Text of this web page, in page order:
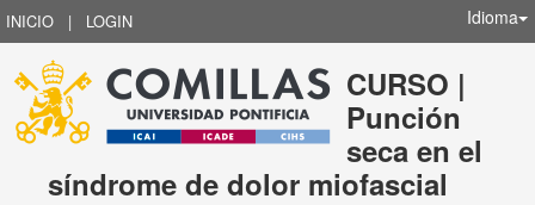
INICIO | LOGIN Idioma
CURSO |
Punción
seca en el
síndrome de dolor miofascial